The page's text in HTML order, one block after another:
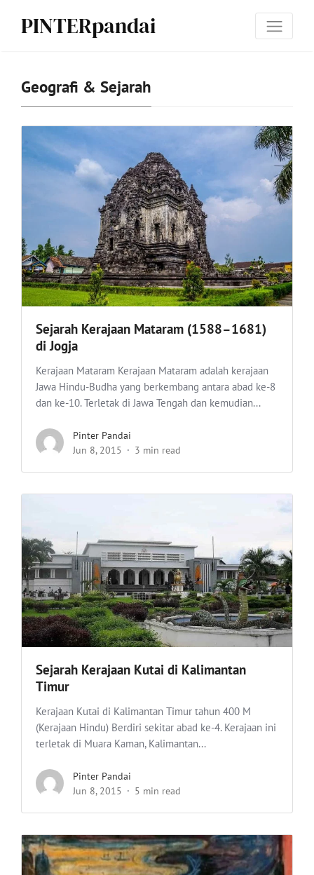
PINTERpandai
Geografi & Sejarah
Sejarah Kerajaan Mataram (1588–1681)
di Jogja
Kerajaan Mataram Kerajaan Mataram adalah kerajaan
Jawa Hindu-Budha yang berkembang antara abad ke-8
dan ke-10. Terletak di Jawa Tengah dan kemudian...
Pinter Pandai
Jun 8, 2015
3 min read
Sejarah Kerajaan Kutai di Kalimantan
Timur
Kerajaan Kutai di Kalimantan Timur tahun 400 M
(Kerajaan Hindu) Berdiri sekitar abad ke-4. Kerajaan ini
terletak di Muara Kaman, Kalimantan...
Pinter Pandai
Jun 8, 2015
5 min read